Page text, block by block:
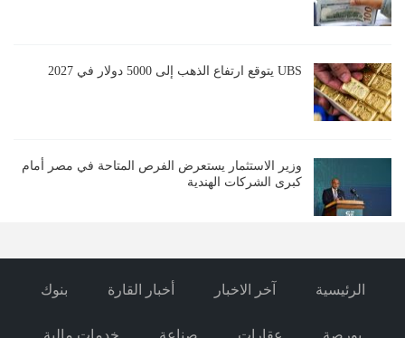
UBS يتوقع ارتفاع الذهب إلى 5000 دولار في 2027
وزير الاستثمار يستعرض الفرص المتاحة في مصر أمام
كبرى الشركات الهندية
الرئيسية آخر الاخبار أخبار القارة بنوك